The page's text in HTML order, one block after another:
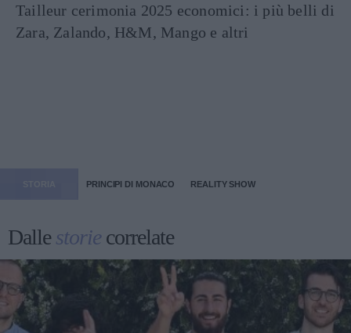
Tailleur cerimonia 2025 economici: i più belli di
Zara, Zalando, H&M, Mango e altri
PRINCIPI DI MONACO REALITY SHOW
Dallestorie correlate